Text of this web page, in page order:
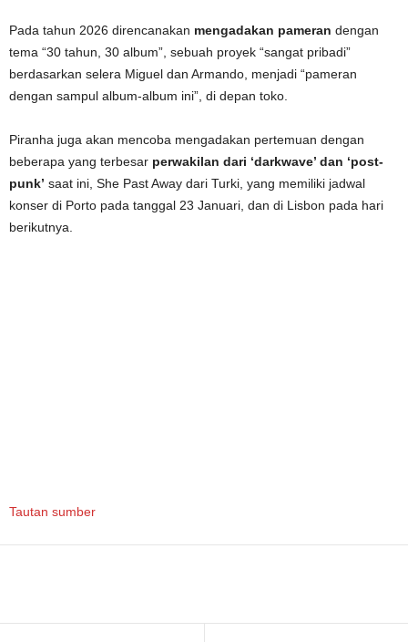
Pada tahun 2026 direncanakan mengadakan pameran dengan
tema “30 tahun, 30 album”, sebuah proyek “sangat pribadi”
berdasarkan selera Miguel dan Armando, menjadi “pameran
dengan sampul album-album ini”, di depan toko.
Piranha juga akan mencoba mengadakan pertemuan dengan
beberapa yang terbesar perwakilan dari ‘darkwave’ dan ‘post-
punk’ saat ini, She Past Away dari Turki, yang memiliki jadwal
konser di Porto pada tanggal 23 Januari, dan di Lisbon pada hari
berikutnya.
Tautan sumber